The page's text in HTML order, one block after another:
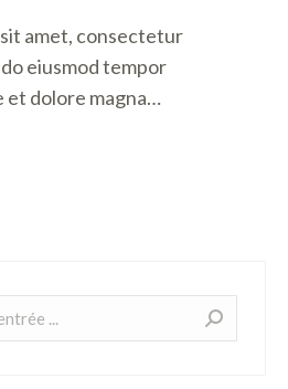
amet, consectetur
eiusmod tempor
et dolore magna…